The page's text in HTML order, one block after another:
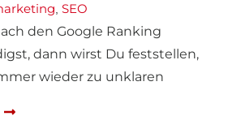
SEO
den Google Ranking
dann wirst Du feststellen,
wieder zu unklaren